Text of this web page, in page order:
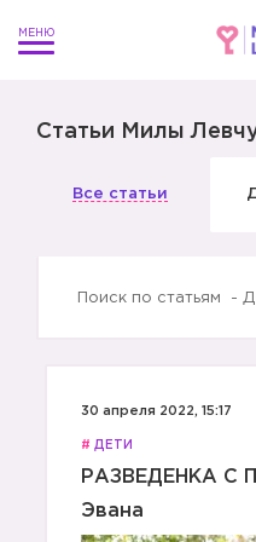
Статьи Милы
Все статьи
30 апреля 2022, 15:17
# ДЕТИ
РАЗВЕДЕНКА С
Эвана